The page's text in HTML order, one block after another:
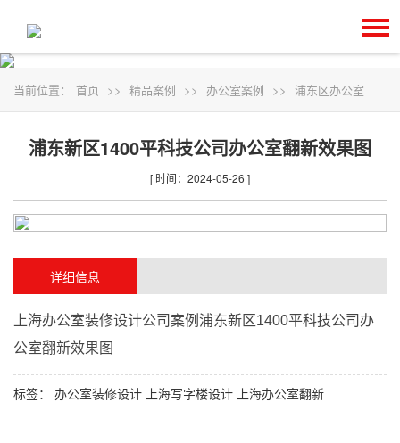
当前位置： 首页 >> 精品案例 >> 办公室案例 >> 浦东区办公室
浦东新区1400平科技公司办公室翻新效果图
[ 时间：2024-05-26 ]
详细信息
上海办公室装修设计公司案例浦东新区1400平科技公司办
公室翻新效果图
标签： 办公室装修设计 上海写字楼设计 上海办公室翻新